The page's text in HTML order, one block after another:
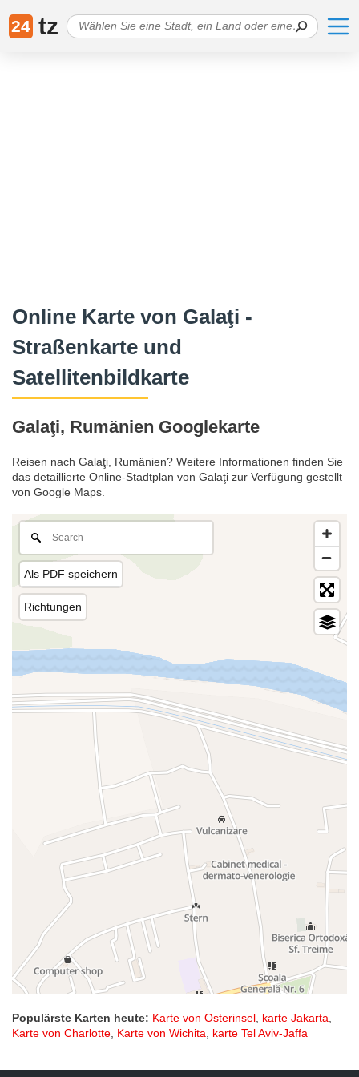
24 tz
Online Karte von Galaţi -
Straßenkarte und
Satellitenbildkarte
Galaţi, Rumänien Googlekarte
Reisen nach Galaţi, Rumänien? Weitere Informationen finden Sie
das detaillierte Online-Stadtplan von Galaţi zur Verfügung gestellt
von Google Maps.
Als PDF speichern
Richtungen
Populärste Karten heute: Karte von Osterinsel, karte Jakarta,
Karte von Charlotte, Karte von Wichita, karte Tel Aviv-Jaffa